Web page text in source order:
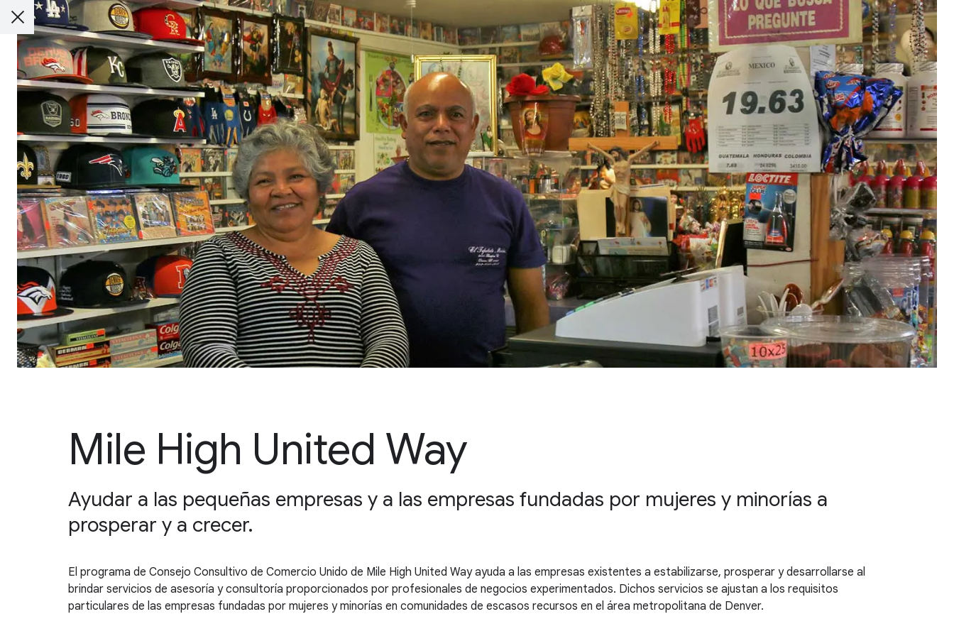
Mile High United Way
Ayudar a las pequeñas empresas y a las empresas fundadas por mujeres y minorías a
prosperar y a crecer.
El programa de Consejo Consultivo de Comercio Unido de Mile High United Way ayuda a las empresas existentes a estabilizarse, prosperar y desarrollarse al
brindar servicios de asesoría y consultoría proporcionados por profesionales de negocios experimentados. Dichos servicios se ajustan a los requisitos
particulares de las empresas fundadas por mujeres y minorías en comunidades de escasos recursos en el área metropolitana de Denver.